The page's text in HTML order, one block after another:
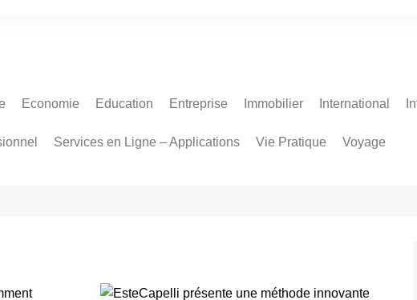
Economie Education Entreprise Immobilier International
Services en Ligne – Applications Vie Pratique Voyage